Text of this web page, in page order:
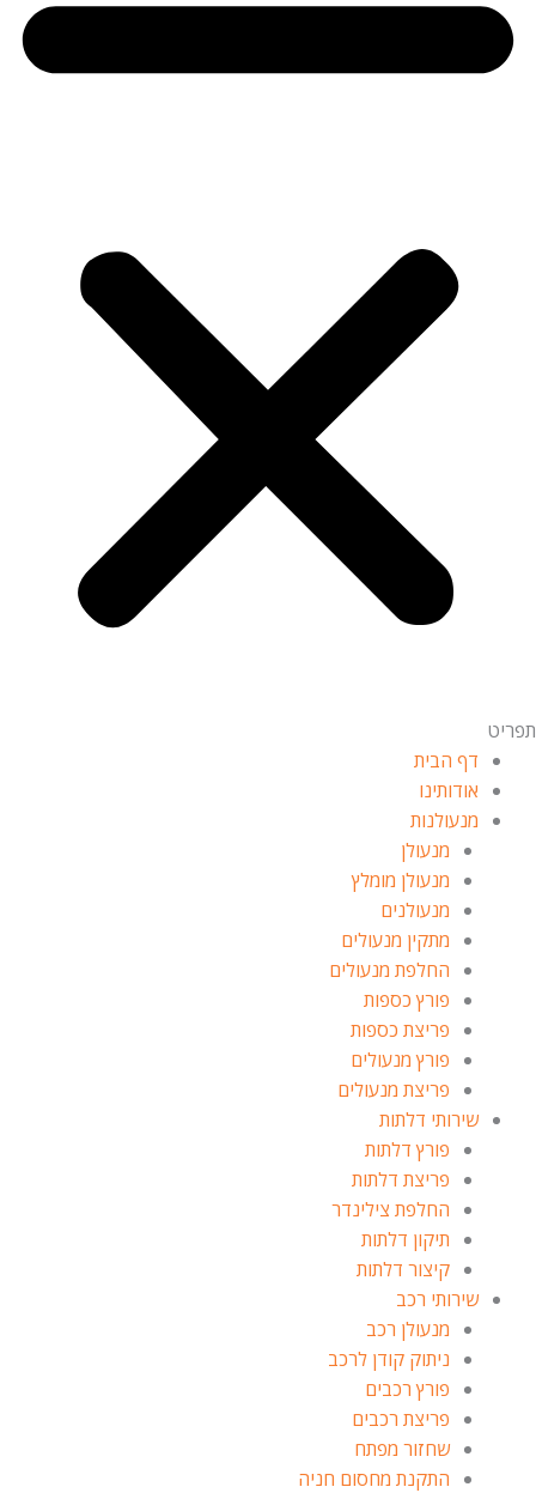
תפריט
דף הבית
אודותינו
מנעולנות
מנעולן
מנעולן מומלץ
מנעולנים
מתקין מנעולים
החלפת מנעולים
פורץ כספות
פריצת כספות
פורץ מנעולים
פריצת מנעולים
שירותי דלתות
פורץ דלתות
פריצת דלתות
החלפת צילינדר
תיקון דלתות
קיצור דלתות
שירותי רכב
מנעולן רכב
ניתוק קודן לרכב
פורץ רכבים
פריצת רכבים
שחזור מפתח
התקנת מחסום חניה